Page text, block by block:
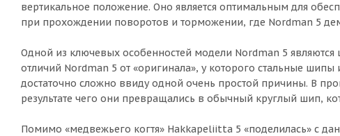
вертикальное положение. Оно является оптимальным для
при прохождении поворотов и торможении, где Nordman 5
Одной из ключевых особенностей модели Nordman 5
отличий Nordman 5 от «оригинала», у которого стальные
достаточно сложно ввиду одной очень простой причины. В
результате чего они превращались в обычный круглый шип,
Помимо «медвежьего когтя» Hakkapeliitta 5 «поделилась» с